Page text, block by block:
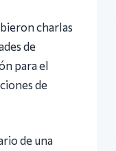
charlas
de
para el
de
de una